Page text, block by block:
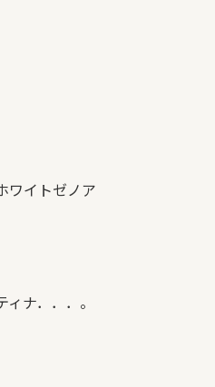
ワイトゼノア
ナ．．．。